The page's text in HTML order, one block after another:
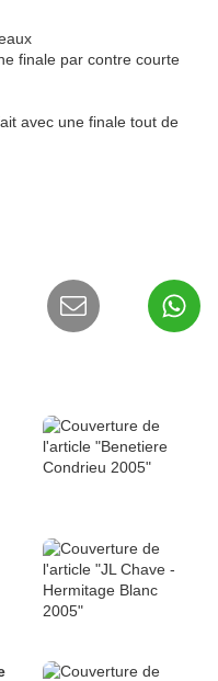
finale par contre courte
avec une finale tout de